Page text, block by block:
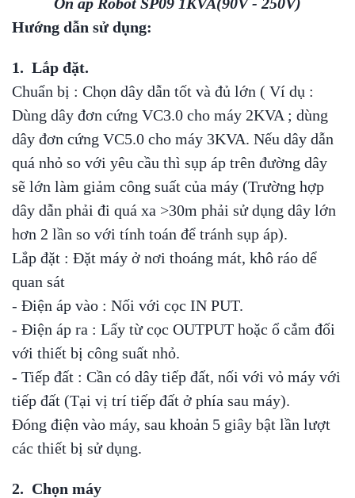
Hướng dẫn sử dụng:
1. Lắp đặt.
Chuẩn bị : Chọn dây dẫn tốt và đủ lớn ( Ví dụ :
Dùng dây đơn cứng VC3.0 cho máy 2KVA ; dùng
dây đơn cứng VC5.0 cho máy 3KVA. Nếu dây dẫn
quá nhỏ so với yêu cầu thì sụp áp trên đường dây
sẽ lớn làm giảm công suất của máy (Trường hợp
dây dẫn phải đi quá xa >30m phải sử dụng dây lớn
hơn 2 lần so với tính toán để tránh sụp áp).
Lắp đặt : Đặt máy ở nơi thoáng mát, khô ráo dể
quan sát
- Điện áp vào : Nối với cọc IN PUT.
- Điện áp ra : Lấy từ cọc OUTPUT hoặc ổ cắm đối
với thiết bị công suất nhỏ.
- Tiếp đất : Cần có dây tiếp đất, nối với vỏ máy với
tiếp đất (Tại vị trí tiếp đất ở phía sau máy).
Đóng điện vào máy, sau khoản 5 giây bật lần lượt
các thiết bị sử dụng.
2. Chọn máy